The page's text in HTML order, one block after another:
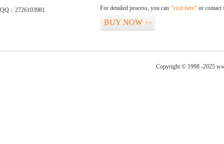
QQ：2726103981
For detailed process, you can “visit here” or contact
BUY NOW >>
Copyright © 1998 -2025